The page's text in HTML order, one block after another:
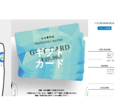
ギフト
カード